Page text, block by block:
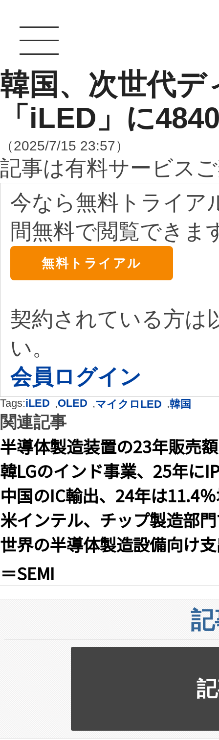
韓国、次世代デ
「iLED」に
（2025/7/15 23:57）
記事は有料サービス
今なら無料トライア
間無料で閲覧できま
無料トライアル
契約されている方は
い。
会員ログイン
Tags:iLED ,OLED ,マイクロLED ,韓国
関連記事
半導体製造装置の23年販売
韓LGのインド事業、25年
中国のIC輸出、24年は11.4
米インテル、チップ製造部
世界の半導体製造設備向け
＝SEMI